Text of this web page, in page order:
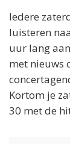
Iedere
luisteren
uur lang
met nieuws
Kortom je
30 met de